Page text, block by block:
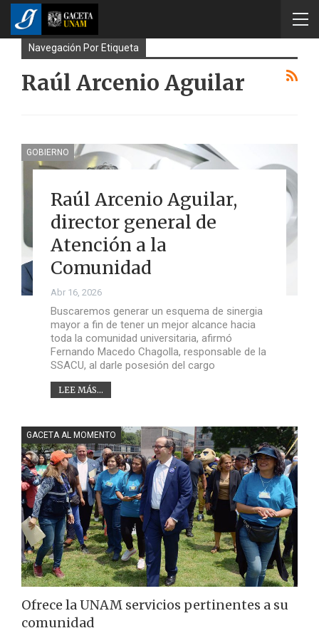
Navegación Por Etiqueta
Raúl Arcenio Aguilar
GOBIERNO
Raúl Arcenio Aguilar,
director general de
Atención a la
Comunidad
Abr 16, 2026
Buscaremos generar un esquema de sinergia
mayor a fin de tener un mejor alcance hacia
toda la comunidad universitaria, afirmó
Fernando Macedo Chagolla, responsable de la
SSACU, al darle posesión del cargo
LEE MÁS...
GACETA AL MOMENTO
Ofrece la UNAM servicios pertinentes a su
comunidad